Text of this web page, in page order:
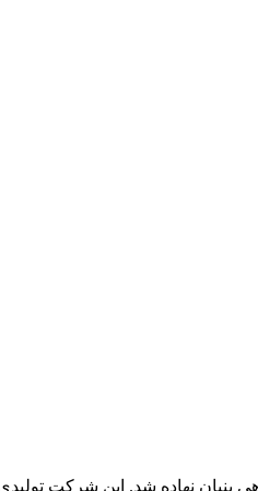
از پوست و مو با منشا گیاهی بنیان نهاده شد. این